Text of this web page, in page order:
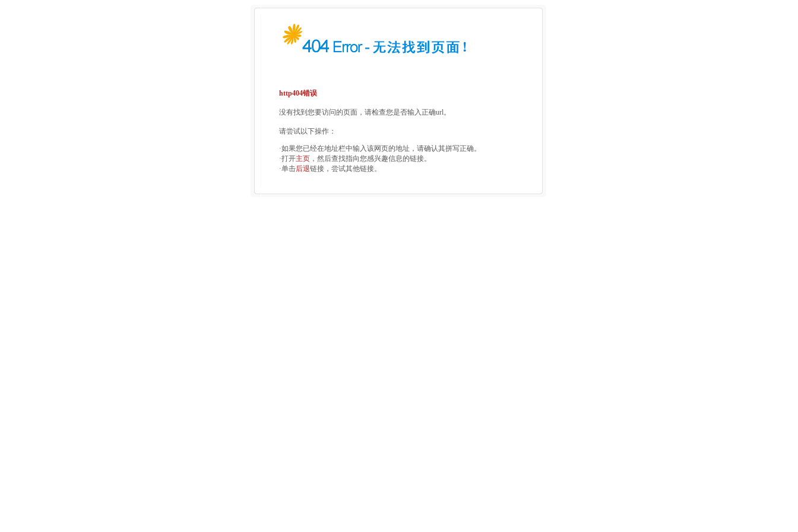
http404错误
没有找到您要访问的页面，请检查您是否输入正确url。
请尝试以下操作：
·如果您已经在地址栏中输入该网页的地址，请确认其拼写正确。
·打开主页 ，然后查找指向您感兴趣信息的链接。
·单击后退链接，尝试其他链接。